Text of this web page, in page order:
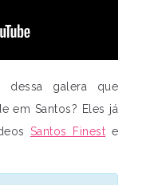
dessa galera que
em Santos? Eles já
Santos Finest e